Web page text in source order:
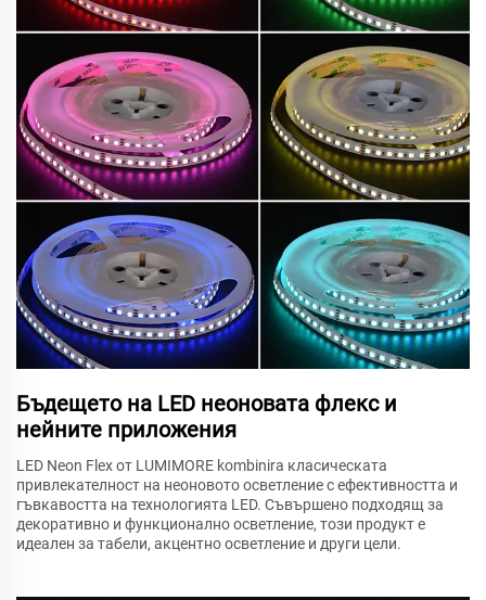
Бъдещето на LED неоновата флекс и
нейните приложения
LED Neon Flex от LUMIMORE kombinira класическата
привлекателност на неоновото осветление с ефективността и
гъвкавостта на технологията LED. Съвършено подходящ за
декоративно и функционално осветление, този продукт е
идеален за табели, акцентно осветление и други цели.